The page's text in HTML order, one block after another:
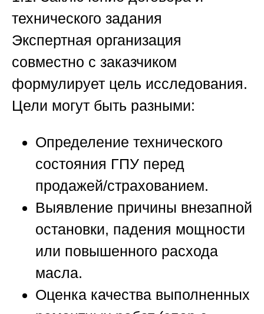
технического задания
Экспертная организация
совместно с заказчиком
формулирует цель исследования.
Цели могут быть разными:
Определение технического
состояния ГПУ перед
продажей/страхованием.
Выявление причины внезапной
остановки, падения мощности
или повышенного расхода
масла.
Оценка качества выполненных